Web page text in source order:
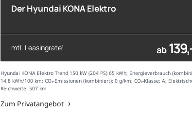
Der Hyundai KONA Elektro
mtl. Leasingrate1 ab
Hyundai KONA Elektro Trend 150 kW (204 PS) 65 kWh; Energieverbrauch
14,8 kWh/100 km; CO₂-Emissionen (kombiniert): 0 g/km; CO₂-Klasse: A;
Reichweite: 507 km
Zum Privatangebot